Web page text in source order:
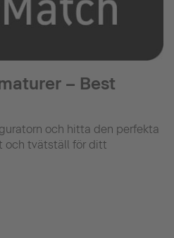
– Best
och hitta den perfekta
och tvätställ för ditt